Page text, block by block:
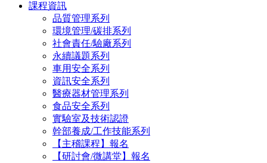
課程資訊
品質管理系列
環境管理/碳排系列
社會責任/驗廠系列
永續議題系列
車用安全系列
資訊安全系列
醫療器材管理系列
食品安全系列
實驗室及技術認證
幹部養成/工作技能系列
【主稽課程】報名
【研討會/微講堂】報名